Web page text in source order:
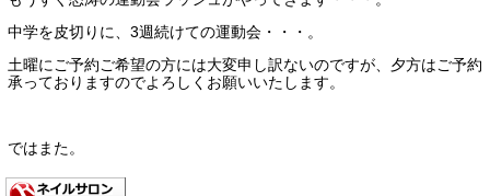
中学を皮切りに、3週続けての運動会・・・。
土曜にご予約ご希望の方には大変申し訳ないのですが、夕方はご予約
承っておりますのでよろしくお願いいたします。
ではまた。